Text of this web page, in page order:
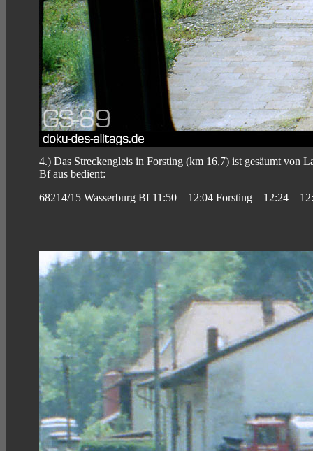
4.) Das Streckengleis in Forsting (km 16,7) ist gesäumt von
Bf aus bedient:
68214/15 Wasserburg Bf 11:50 – 12:04 Forsting – 12:24 –